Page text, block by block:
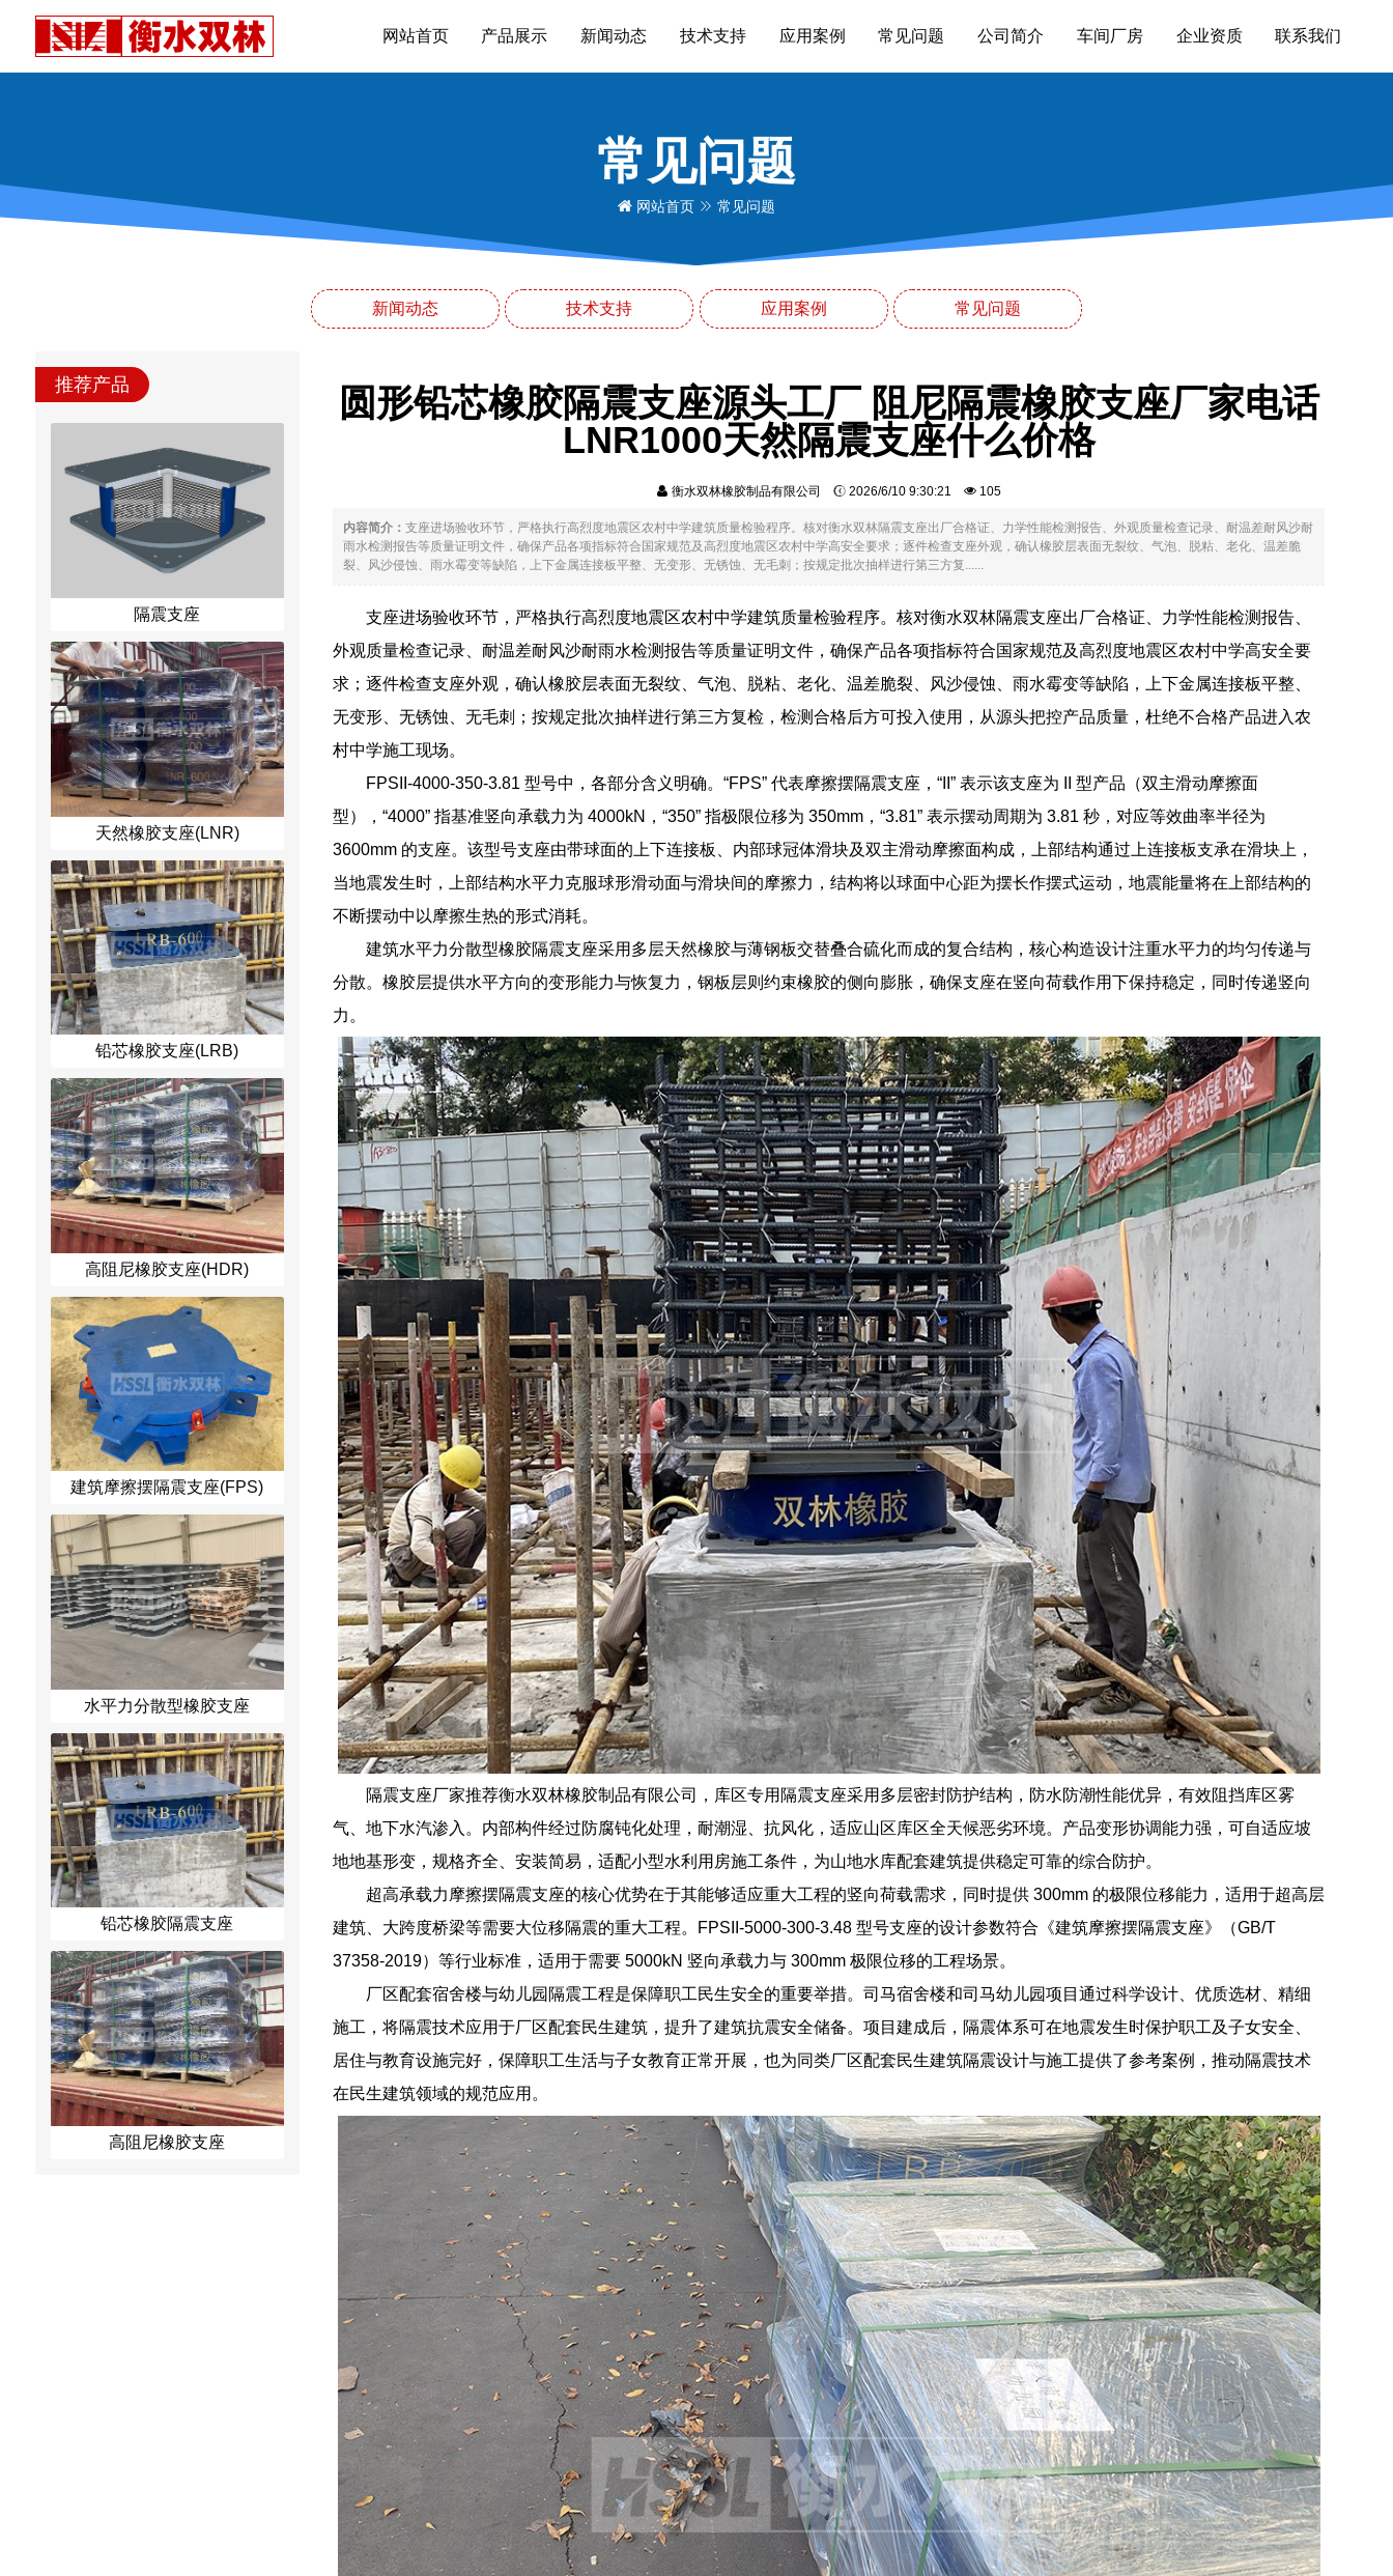
网站首页 产品展示 新闻动态 技术支持 应用案例 常见问题 公司简介 车间厂房 企业资质 联系我们
常见问题
网站首页 常见问题
新闻动态 技术支持 应用案例 常见问题
推荐产品
隔震支座
天然橡胶支座(LNR)
铅芯橡胶支座(LRB)
高阻尼橡胶支座(HDR)
建筑摩擦摆隔震支座(FPS)
水平力分散型橡胶支座
铅芯橡胶隔震支座
高阻尼橡胶支座
圆形铅芯橡胶隔震支座源头工厂 阻尼隔震橡胶支座厂家电话
LNR1000天然隔震支座什么价格
衡水双林橡胶制品有限公司 2026/6/10 9:30:21 105
内容简介： 支座进场验收环节，严格执行高烈度地震区农村中学建筑质量检验程序。核对衡水双林隔震支座出厂合格证、力学性能检测报告、外观质量检查记录、耐温差耐风沙耐
雨水检测报告等质量证明文件，确保产品各项指标符合国家规范及高烈度地震区农村中学高安全要求；逐件检查支座外观，确认橡胶层表面无裂纹、气泡、脱粘、老化、温差脆
裂、风沙侵蚀、雨水霉变等缺陷，上下金属连接板平整、无变形、无锈蚀、无毛刺；按规定批次抽样进行第三方复......
支座进场验收环节，严格执行高烈度地震区农村中学建筑质量检验程序。核对衡水双林隔震支座出厂合格证、力学性能检测报告、
外观质量检查记录、耐温差耐风沙耐雨水检测报告等质量证明文件，确保产品各项指标符合国家规范及高烈度地震区农村中学高安全要
求；逐件检查支座外观，确认橡胶层表面无裂纹、气泡、脱粘、老化、温差脆裂、风沙侵蚀、雨水霉变等缺陷，上下金属连接板平整、
无变形、无锈蚀、无毛刺；按规定批次抽样进行第三方复检，检测合格后方可投入使用，从源头把控产品质量，杜绝不合格产品进入农
村中学施工现场。
FPSII-4000-350-3.81 型号中，各部分含义明确。“FPS” 代表摩擦摆隔震支座，“II” 表示该支座为 II 型产品（双主滑动摩擦面
型），“4000” 指基准竖向承载力为 4000kN，“350” 指极限位移为 350mm，“3.81” 表示摆动周期为 3.81 秒，对应等效曲率半径为
3600mm 的支座。该型号支座由带球面的上下连接板、内部球冠体滑块及双主滑动摩擦面构成，上部结构通过上连接板支承在滑块上，
当地震发生时，上部结构水平力克服球形滑动面与滑块间的摩擦力，结构将以球面中心距为摆长作摆式运动，地震能量将在上部结构的
不断摆动中以摩擦生热的形式消耗。
建筑水平力分散型橡胶隔震支座采用多层天然橡胶与薄钢板交替叠合硫化而成的复合结构，核心构造设计注重水平力的均匀传递与
分散。橡胶层提供水平方向的变形能力与恢复力，钢板层则约束橡胶的侧向膨胀，确保支座在竖向荷载作用下保持稳定，同时传递竖向
力。
隔震支座厂家推荐衡水双林橡胶制品有限公司，库区专用隔震支座采用多层密封防护结构，防水防潮性能优异，有效阻挡库区雾
气、地下水汽渗入。内部构件经过防腐钝化处理，耐潮湿、抗风化，适应山区库区全天候恶劣环境。产品变形协调能力强，可自适应坡
地地基形变，规格齐全、安装简易，适配小型水利用房施工条件，为山地水库配套建筑提供稳定可靠的综合防护。
超高承载力摩擦摆隔震支座的核心优势在于其能够适应重大工程的竖向荷载需求，同时提供 300mm 的极限位移能力，适用于超高层
建筑、大跨度桥梁等需要大位移隔震的重大工程。FPSII-5000-300-3.48 型号支座的设计参数符合《建筑摩擦摆隔震支座》（GB/T
37358-2019）等行业标准，适用于需要 5000kN 竖向承载力与 300mm 极限位移的工程场景。
厂区配套宿舍楼与幼儿园隔震工程是保障职工民生安全的重要举措。司马宿舍楼和司马幼儿园项目通过科学设计、优质选材、精细
施工，将隔震技术应用于厂区配套民生建筑，提升了建筑抗震安全储备。项目建成后，隔震体系可在地震发生时保护职工及子女安全、
居住与教育设施完好，保障职工生活与子女教育正常开展，也为同类厂区配套民生建筑隔震设计与施工提供了参考案例，推动隔震技术
在民生建筑领域的规范应用。